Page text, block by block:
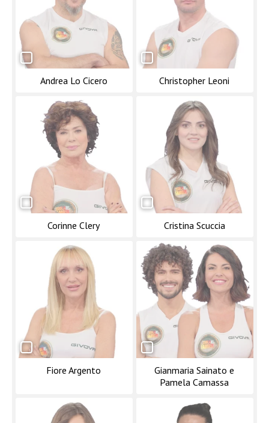
Andrea Lo Cicero Christopher Leoni
Corinne Clery Cristina Scuccia
Fiore Argento
Gianmaria Sainato e
Pamela Camassa